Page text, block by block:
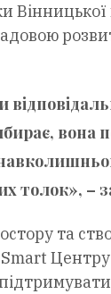
вона
толок», –
та